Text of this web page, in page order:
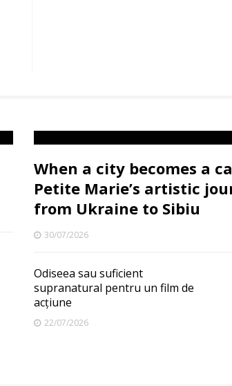
When a city becomes a
Petite Marie’s artistic
from Ukraine to Sibiu
30/07/2026
Odiseea sau suficient
supranatural pentru un film de
acțiune
22/07/2026